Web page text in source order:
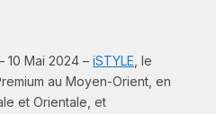
10 Mai 2024 – iSTYLE , le
au Moyen-Orient, en
et Orientale, et